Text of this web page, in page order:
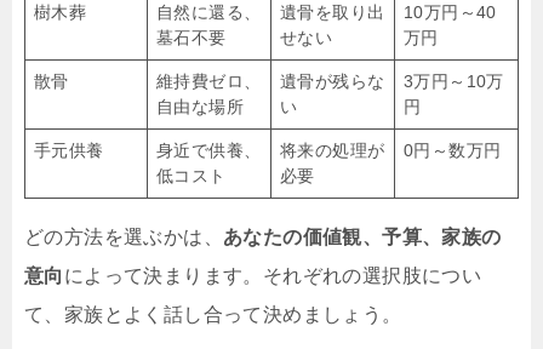
樹木葬
自然に還る、
墓石不要
遺骨を取り出
せない
10万円～40
万円
散骨
維持費ゼロ、
自由な場所
遺骨が残らな
い
3万円～10万
円
手元供養
身近で供養、
低コスト
将来の処理が
必要
0円～数万円
どの方法を選ぶかは、 あなたの価値観、予算、家族の
意向 によって決まります。それぞれの選択肢につい
て、家族とよく話し合って決めましょう。